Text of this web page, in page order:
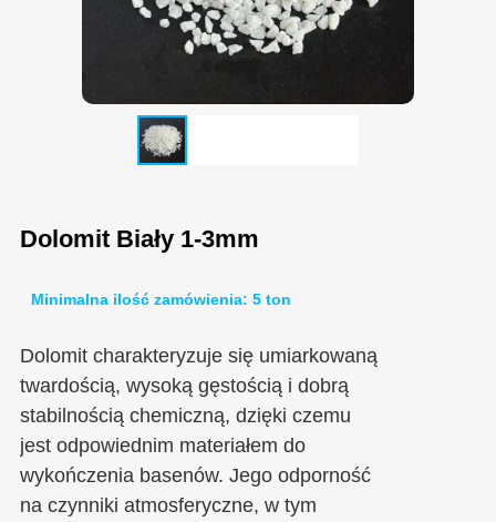
Dolomit Biały 1-3mm
Minimalna ilość zamówienia: 5 ton
Dolomit charakteryzuje się umiarkowaną
twardością, wysoką gęstością i dobrą
stabilnością chemiczną, dzięki czemu
jest odpowiednim materiałem do
wykończenia basenów. Jego odporność
na czynniki atmosferyczne, w tym